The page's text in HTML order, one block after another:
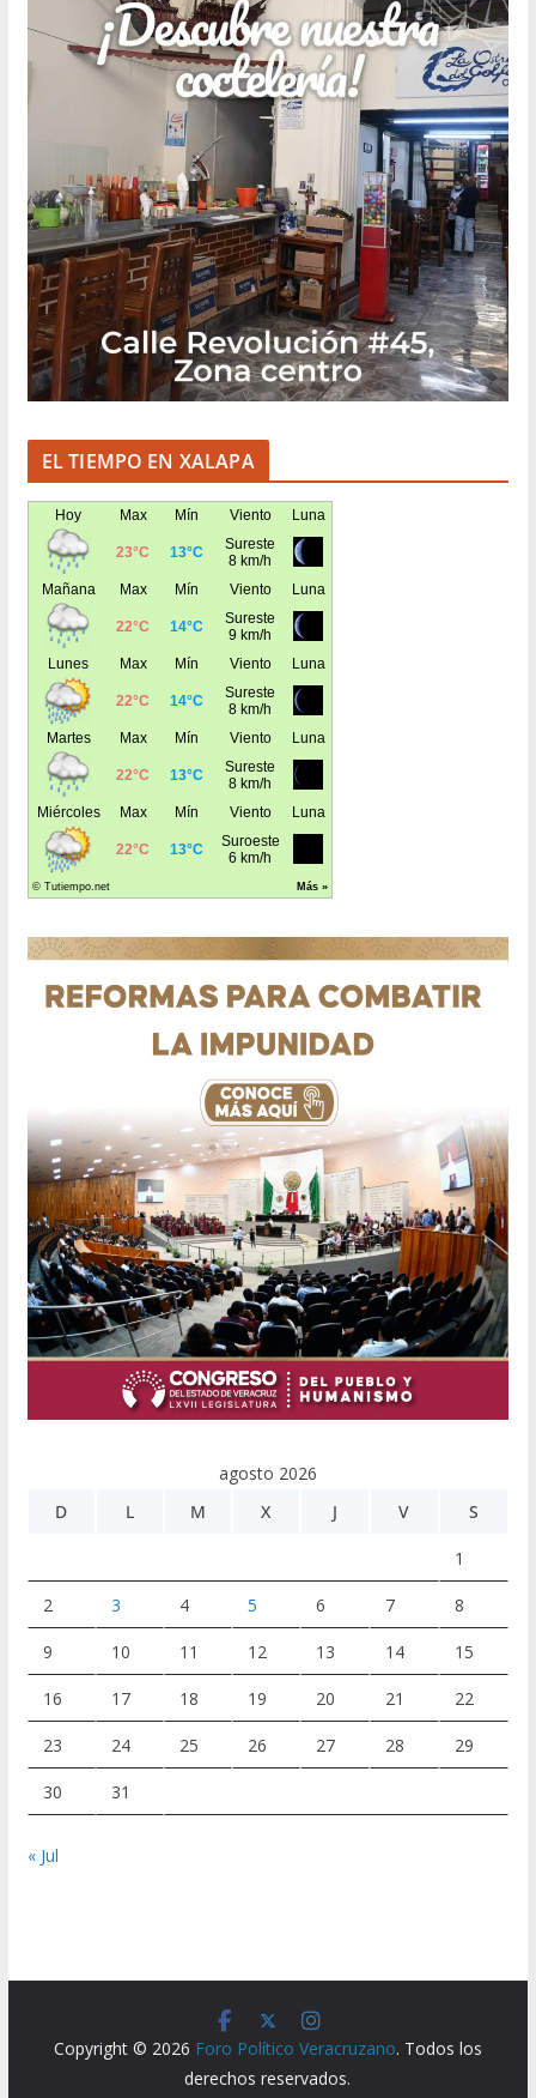
EL TIEMPO EN XALAPA
agosto 2026
D
L M X J V S
1
2 3 4 5 6 7 8
9 10 11 12 13 14 15
16 17 18 19 20 21 22
23 24 25 26 27 28 29
30 31
« Jul
Copyright © 2026 Foro Político Veracruzano. Todos los
derechos reservados.